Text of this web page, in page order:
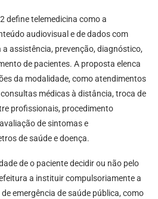
define telemedicina como a
audiovisual e de dados com
assistência, prevenção, diagnóstico,
de pacientes. A proposta elenca
da modalidade, como atendimentos
médicas à distância, troca de
profissionais, procedimento
de sintomas e
de saúde e doença.
de o paciente decidir ou não pelo
a instituir compulsoriamente a
emergência de saúde pública, como